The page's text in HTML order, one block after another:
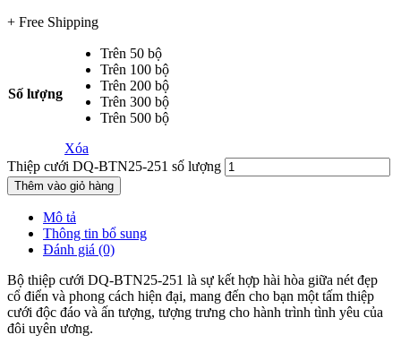
+ Free Shipping
Số lượng
Trên 50 bộ
Trên 100 bộ
Trên 200 bộ
Trên 300 bộ
Trên 500 bộ
Xóa
Thiệp cưới DQ-BTN25-251 số lượng
Thêm vào giỏ hàng
Mô tả
Thông tin bổ sung
Đánh giá (0)
Bộ thiệp cưới DQ-BTN25-251 là sự kết hợp hài hòa giữa nét đẹp
cổ điển và phong cách hiện đại, mang đến cho bạn một tấm thiệp
cưới độc đáo và ấn tượng, tượng trưng cho hành trình tình yêu của
đôi uyên ương.